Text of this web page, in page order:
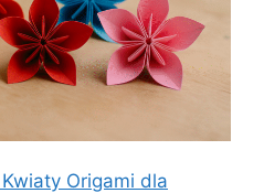
Origami dla